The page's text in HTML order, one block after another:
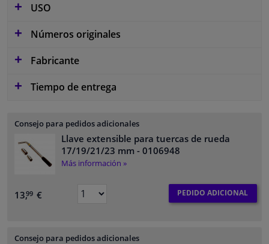
USO
Números originales
Fabricante
Tiempo de entrega
Consejo para pedidos adicionales
Llave extensible para tuercas de rueda
17/19/21/23 mm - 0106948
Más información »
13,99 € PEDIDO ADICIONAL
Consejo para pedidos adicionales